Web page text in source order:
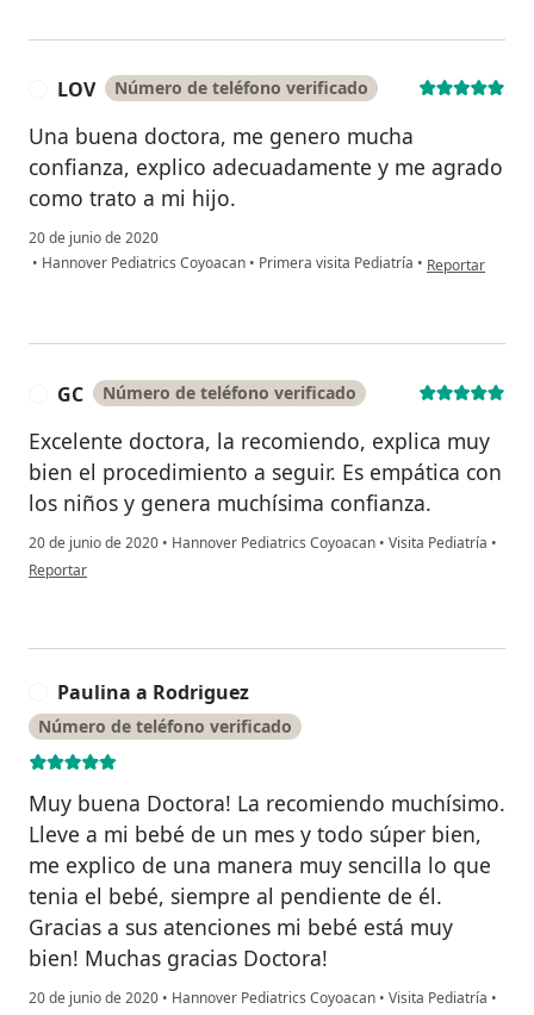
LOV Número de teléfono verificado
Una buena doctora, me genero mucha
confianza, explico adecuadamente y me agrado
como trato a mi hijo.
20 de junio de 2020
• Hannover Pediatrics Coyoacan • Primera visita Pediatría • en opinión del
Reportar
GC Número de teléfono verificado
Excelente doctora, la recomiendo, explica muy
bien el procedimiento a seguir. Es empática con
los niños y genera muchísima confianza.
20 de junio de 2020 • Hannover Pediatrics Coyoacan • Visita Pediatría •
en opinión del usuario GC
Reportar
Paulina a Rodriguez
Número de teléfono verificado
Muy buena Doctora! La recomiendo muchísimo.
Lleve a mi bebé de un mes y todo súper bien,
me explico de una manera muy sencilla lo que
tenia el bebé, siempre al pendiente de él.
Gracias a sus atenciones mi bebé está muy
bien! Muchas gracias Doctora!
20 de junio de 2020 • Hannover Pediatrics Coyoacan • Visita Pediatría •